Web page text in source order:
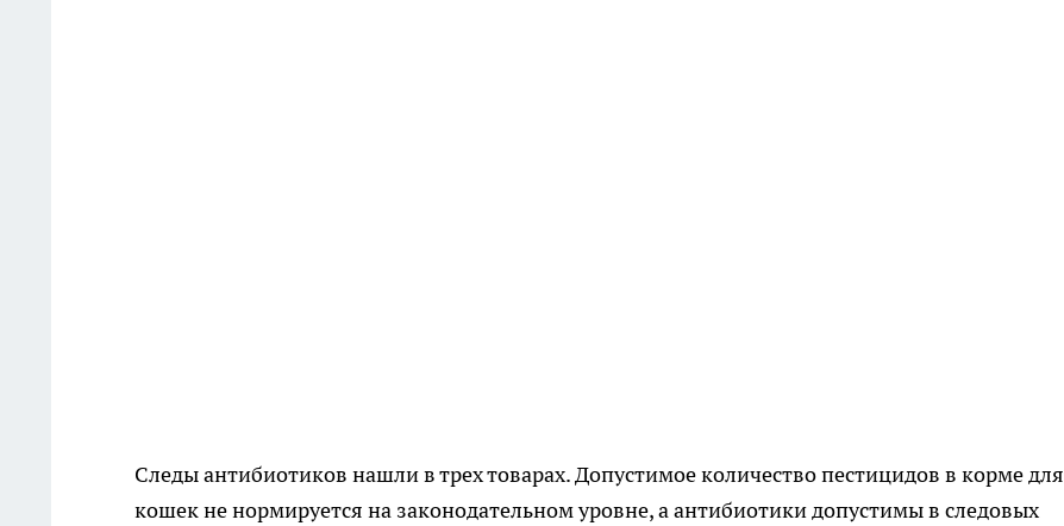
Следы антибиотиков нашли в трех товарах. Допустимое количество пестицидов в корме для
кошек не нормируется на законодательном уровне, а антибиотики допустимы в следовых